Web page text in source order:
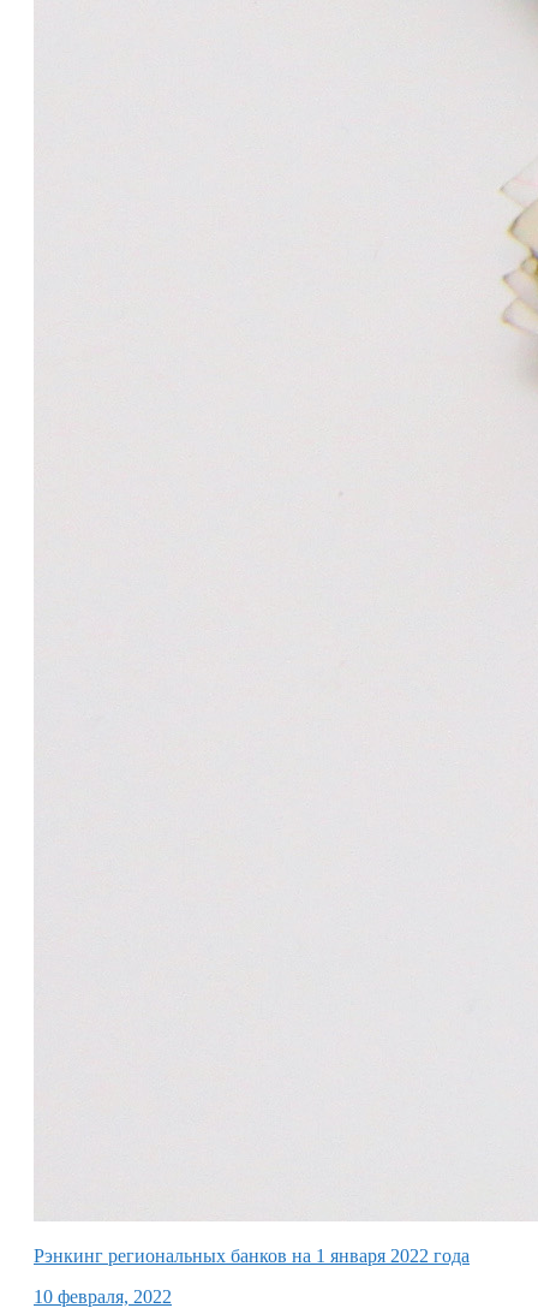
Рэнкинг региональных банков на 1 января 2022 года
10 февраля, 2022